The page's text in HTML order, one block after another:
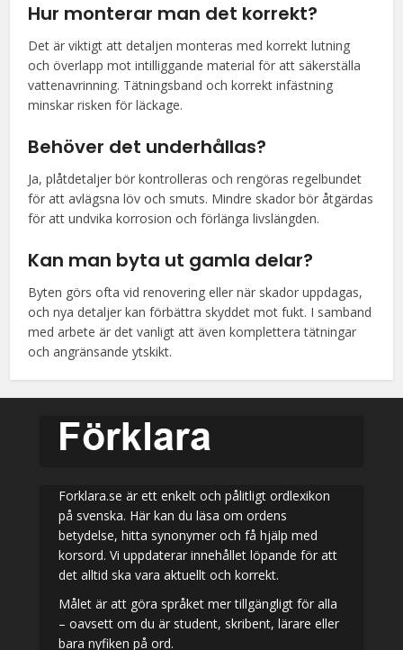
Hur monterar man det korrekt?
Det är viktigt att detaljen monteras med korrekt lutning
och överlapp mot intilliggande material för att säkerställa
vattenavrinning. Tätningsband och korrekt infästning
minskar risken för läckage.
Behöver det underhållas?
Ja, plåtdetaljer bör kontrolleras och rengöras regelbundet
för att avlägsna löv och smuts. Mindre skador bör åtgärdas
för att undvika korrosion och förlänga livslängden.
Kan man byta ut gamla delar?
Byten görs ofta vid renovering eller när skador uppdagas,
och nya detaljer kan förbättra skyddet mot fukt. I samband
med arbete är det vanligt att även komplettera tätningar
och angränsande ytskikt.
Forklara.se är ett enkelt och pålitligt ordlexikon
på svenska. Här kan du läsa om ordens
betydelse, hitta synonymer och få hjälp med
korsord. Vi uppdaterar innehållet löpande för att
det alltid ska vara aktuellt och korrekt.
Målet är att göra språket mer tillgängligt för alla
– oavsett om du är student, skribent, lärare eller
bara nyfiken på ord.